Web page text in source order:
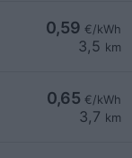
0,59 €/kWh
3,5 km
0,65 €/kWh
3,7 km